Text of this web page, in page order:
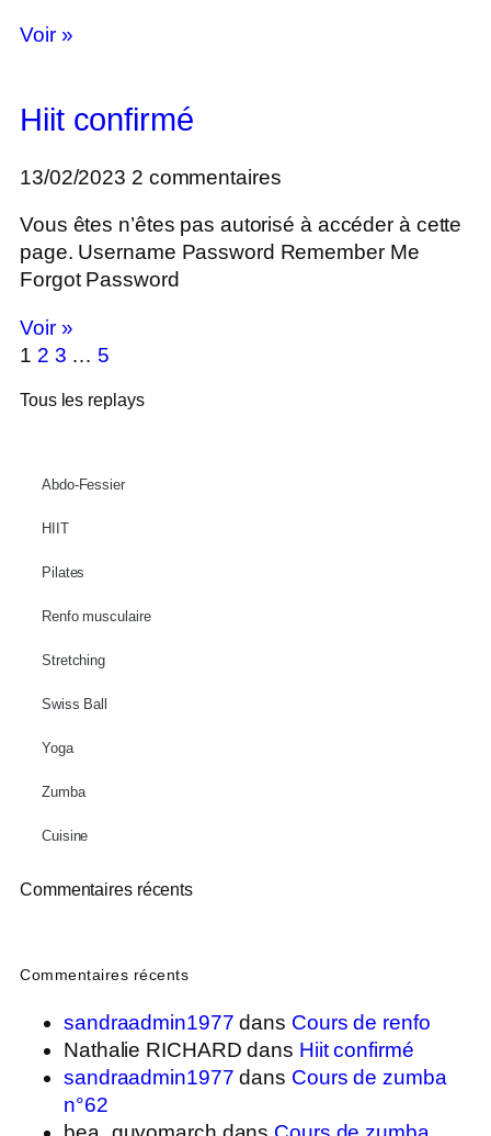
Voir »
Hiit confirmé
13/02/2023 2 commentaires
Vous êtes n’êtes pas autorisé à accéder à cette
page. Username Password Remember Me
Forgot Password
Voir »
1 2 3 … 5
Tous les replays
Abdo-Fessier
HIIT
Pilates
Renfo musculaire
Stretching
Swiss Ball
Yoga
Zumba
Cuisine
Commentaires récents
Commentaires récents
sandraadmin1977 dans Cours de renfo
Nathalie RICHARD dans Hiit confirmé
sandraadmin1977 dans Cours de zumba
n°62